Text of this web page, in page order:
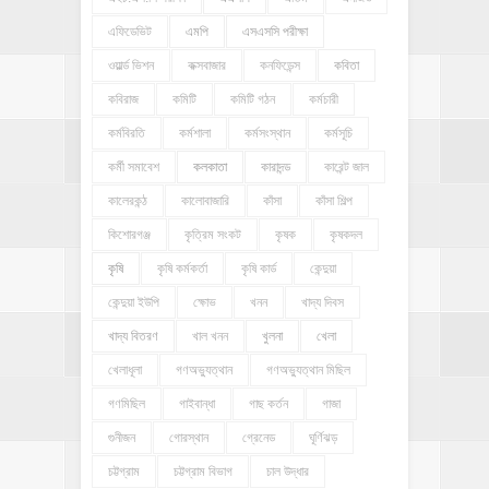
এফিডেভিট এমপি এসএসসি পরীক্ষা
ওয়ার্ল্ড ভিশন কক্সবাজার কনফিডেন্স কবিতা
কবিরাজ কমিটি কমিটি গঠন কর্মচারী
কর্মবিরতি কর্মশালা কর্মসংস্থান কর্মসূচি
কর্মী সমাবেশ কলকাতা কারাদন্ড কারেন্ট জাল
কালেরকন্ঠ কালোবাজারি কাঁসা কাঁসা শিল্প
কিশোরগঞ্জ কৃত্রিম সংকট কৃষক কৃষকদল
কৃষি কৃষি কর্মকর্তা কৃষি কার্ড কেন্দুয়া
কেন্দুয়া ইউপি ক্ষোভ খনন খাদ্য দিবস
খাদ্য বিতরণ খাল খনন খুলনা খেলা
খেলাধূলা গণঅভ্যুত্থান গণঅভ্যুত্থান মিছিল
গণমিছিল গাইবান্ধা গাছ কর্তন গাজা
গুনীজন গোরস্থান গ্রেনেড ঘূর্ণিঝড়
চট্টগ্রাম চট্টগ্রাম বিভাগ চাল উদ্ধার